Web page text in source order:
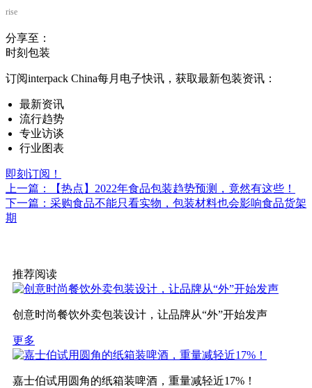
rise
分享至：
时刻包装
订阅interpack China每月电子快讯，获取最新包装资讯：
最新资讯
流行趋势
专业访谈
行业图表
即刻订阅！
上一篇：【热点】2022年食品包装趋势预测，竟然有这些！
下一篇：采购食品不能只看实物，包装材料也会影响食品货架
期
推荐阅读
创意时尚餐饮外卖包装设计，让品牌从“外”开始发声
更多
嘉士伯试用圆角的纸箱装啤酒，重量减轻近17%！